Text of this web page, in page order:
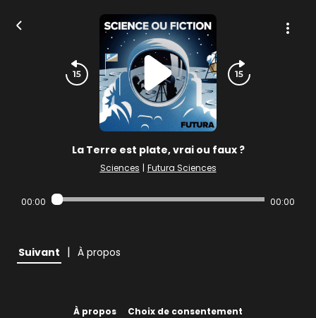
La Terre est plate, vrai ou faux ?
Sciences | Futura Sciences
00:00 00:00
Suivant | À propos
À propos Choix de consentement